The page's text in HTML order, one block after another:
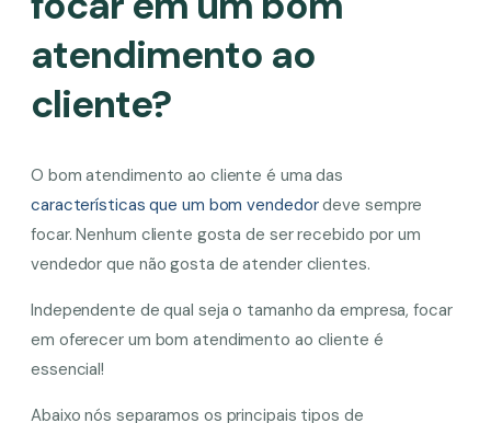
atendimento ao
cliente?
O bom atendimento ao cliente é uma das
características que um bom vendedordeve sempre
focar. Nenhum cliente gosta de ser recebido por um
vendedor que não gosta de atender clientes.
Independente de qual seja o tamanho da empresa, focar
em oferecer um bom atendimento ao cliente é
essencial!
Abaixo nós separamos os principais tipos de